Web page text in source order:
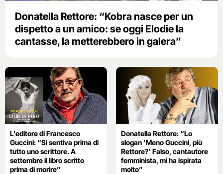
Donatella Rettore: “Kobra nasce per un
dispetto a un amico: se oggi Elodie la
cantasse, la metterebbero in galera”
L’editore di Francesco
Guccini: “Si sentiva prima di
tutto uno scrittore. A
settembre il libro scritto
prima di morire”
Donatella Rettore: “Lo
slogan ‘Meno Guccini, più
Rettore?’ Falso, cantautore
femminista, mi ha ispirata
molto”